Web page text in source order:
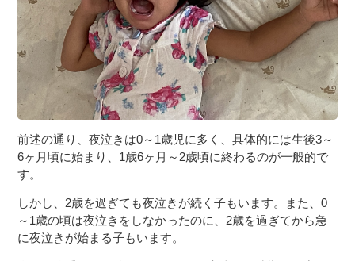
前述の通り、夜泣きは0～1歳児に多く、具体的には生後3～
6ヶ月頃に始まり、1歳6ヶ月～2歳頃に終わるのが一般的で
す。
しかし、2歳を過ぎても夜泣きが続く子もいます。また、0
～1歳の頃は夜泣きをしなかったのに、2歳を過ぎてから急
に夜泣きが始まる子もいます。